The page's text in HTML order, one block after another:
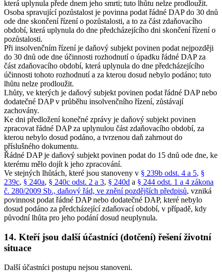
která uplynula přede dnem jeho smrti; tuto lhůtu nelze prodloužit.
Osoba spravující pozůstalost je povinna podat řádné DAP do 30 dnů
ode dne skončení řízení o pozůstalosti, a to za část zdaňovacího
období, která uplynula do dne předcházejícího dni skončení řízení o
pozůstalosti.
Při insolvenčním řízení je daňový subjekt povinen podat nejpozději
do 30 dnů ode dne účinnosti rozhodnutí o úpadku řádné DAP za
část zdaňovacího období, která uplynula do dne předcházejícího
účinnosti tohoto rozhodnutí a za kterou dosud nebylo podáno; tuto
lhůtu nelze prodloužit.
Lhůty, ve kterých je daňový subjekt povinen podat řádné DAP nebo
dodatečné DAP v průběhu insolvenčního řízení, zůstávají
zachovány.
Ke dni předložení konečné zprávy je daňový subjekt povinen
zpracovat řádné DAP za uplynulou část zdaňovacího období, za
kterou nebylo dosud podáno, a tvrzenou daň zahrnout do
příslušného dokumentu.
Řádné DAP je daňový subjekt povinen podat do 15 dnů ode dne, ke
kterému mělo dojít k jeho zpracování.
Ve stejných lhůtách, které jsou stanoveny v § 239b odst. 4 a 5, §
239c, § 240a, § 240c odst. 2 a 3, § 240d a § 244 odst. 1 a 4 zákona
č. 280/2009 Sb., daňový řád, ve znění pozdějších předpisů, vzniká
povinnost podat řádné DAP nebo dodatečné DAP, které nebylo
dosud podáno za předcházející zdaňovací období, v případě, kdy
původní lhůta pro jeho podání dosud neuplynula.
14. Kteří jsou další účastníci (dotčení) řešení životní
situace
Další účastníci postupu nejsou stanoveni.